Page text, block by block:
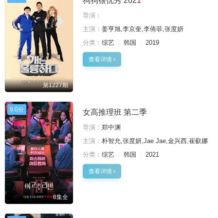
第1227期
导演：
主演： 姜亨旭,李京奎,李侑菲,张度妍
分类： 综艺 韩国 2019
查看详情
9.0分
8集全
女高推理班 第二季
导演： 郑中渊
主演： 朴智允,张度妍,Jae Jae,金兴西,崔叡娜
分类： 综艺 韩国 2021
查看详情